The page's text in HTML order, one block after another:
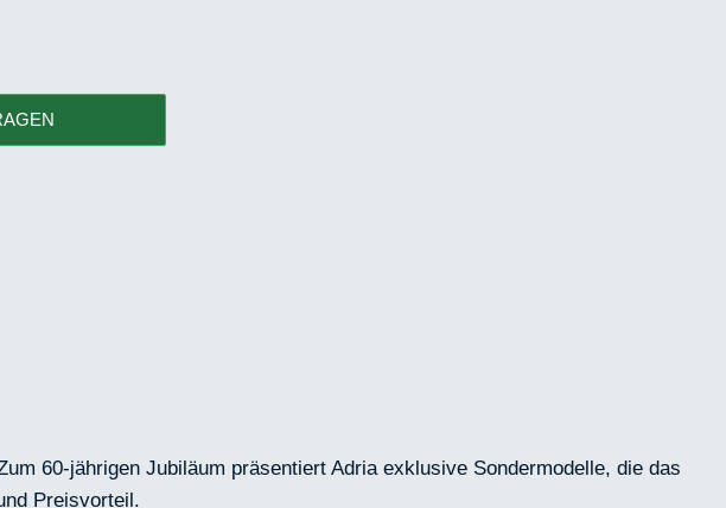
60-jährigen Jubiläum präsentiert Adria exklusive Sondermodelle, die das
Preisvorteil.